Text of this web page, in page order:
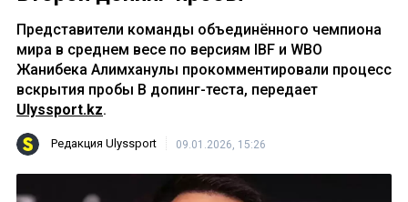
Представители команды объединённого чемпиона
мира в среднем весе по версиям IBF и WBO
Жанибека Алимханулы прокомментировали процесс
вскрытия пробы B допинг-теста, передает
Ulyssport.kz.
Редакция Ulyssport 09.01.2026, 15:26